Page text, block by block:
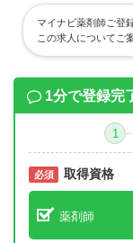
マイナビ薬剤師ご登
この求人についてご
1分で登録完
1
必須 取得資格
薬剤師